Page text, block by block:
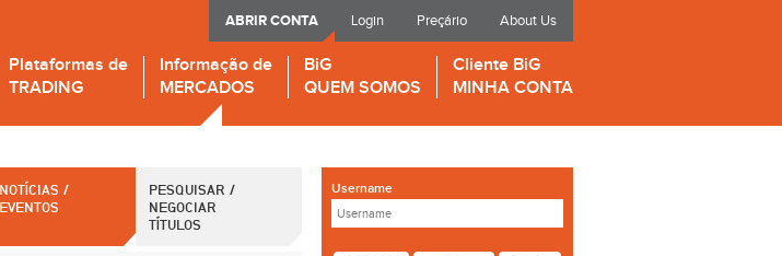
Login Preçário About Us
ABRIR CONTA
Plataformas de
TRADING
Informação de
MERCADOS
BiG
QUEM SOMOS
Cliente BiG
MINHA CONTA
NOTÍCIAS /
EVENTOS
PESQUISAR /
NEGOCIAR
TÍTULOS
Username